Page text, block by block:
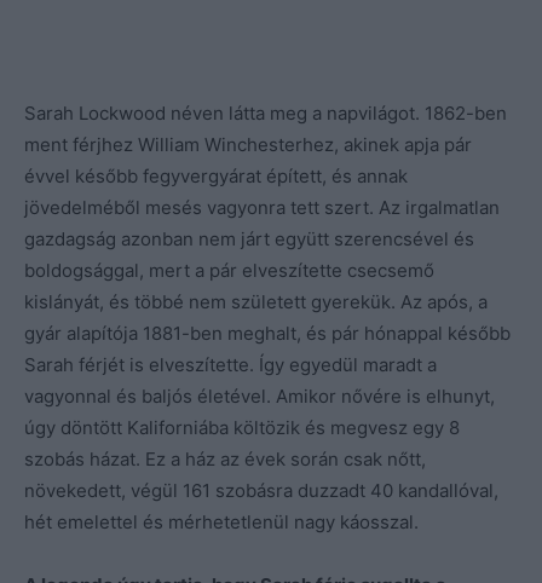
Sarah Lockwood néven látta meg a napvilágot. 1862-ben
ment férjhez William Winchesterhez, akinek apja pár
évvel később fegyvergyárat épített, és annak
jövedelméből mesés vagyonra tett szert. Az irgalmatlan
gazdagság azonban nem járt együtt szerencsével és
boldogsággal, mert a pár elveszítette csecsemő
kislányát, és többé nem született gyerekük. Az após, a
gyár alapítója 1881-ben meghalt, és pár hónappal később
Sarah férjét is elveszítette. Így egyedül maradt a
vagyonnal és baljós életével. Amikor nővére is elhunyt,
úgy döntött Kaliforniába költözik és megvesz egy 8
szobás házat. Ez a ház az évek során csak nőtt,
növekedett, végül 161 szobásra duzzadt 40 kandallóval,
hét emelettel és mérhetetlenül nagy káosszal.